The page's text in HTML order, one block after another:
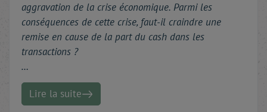
aggravation de la crise économique. Parmi les
conséquences de cette crise, faut-il craindre une
remise en cause de la part du cash dans les
transactions ?
…
Lire la suite